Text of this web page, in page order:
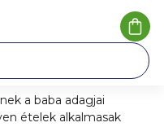
a baba adagjai
ételek alkalmasak